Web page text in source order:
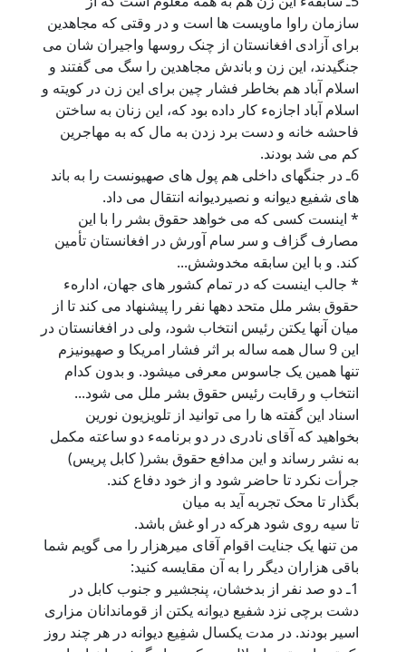
سازمان راوا ماويست ها است و در وقتی که مجاهدين
برای آزادی افغانستان از چنک روسها واجيران شان می
جنگيدند، اين زن و باندش مجاهدين را سگ می گفتند و
اسلام آباد هم بخاطر فشار چين برای اين زن در کويته و
اسلام آباد اجازهء کار داده بود که، اين زنان به ساختن
فاحشه خانه و دست برد زدن به مال که به مهاجرين
کم می شد بودند.
6ـ در جنگهای داخلی هم پول های صهيونست را به باند
های شفيع ديوانه و نصيرديوانه انتقال می داد.
* اينست کسی که می خواهد حقوق بشر را با اين
مصارف گزاف و سر سام آورش در افغانستان تأمين
کند. و با اين سابقه مخدوشش...
* جالب اينست که در تمام کشور های جهان، ادارهء
حقوق بشر ملل متحد دهها نفر را پيشنهاد می کند تا از
ميان آنها يکتن رئيس انتخاب شود، ولی در افغانستان در
اين 9 سال همه ساله بر اثر فشار امريکا و صهيونيزم
تنها همين يک جاسوس معرفی ميشود. و بدون کدام
انتخاب و رقابت رئيس حقوق بشر ملل می شود...
اسناد اين گفته ها را می توانيد از تلويزيون نورين
بخواهيد که آقای نادری در دو برنامهء دو ساعته مکمل
به نشر رساند و اين مدافع حقوق بشر( کابل پريس)
جرأت نکرد تا حاضر شود و از خود دفاع کند.
بگذار تا محک تجربه آيد به ميان
تا سيه روی شود هرکه در او غش باشد.
من تنها يک جنايت اقوام آقای ميرهزار را می گويم شما
باقی هزاران ديگر را به آن مقايسه کنيد:
1ـ دو صد نفر از بدخشان، پنجشير و جنوب کابل در
دشت برچی نزد شفيع ديوانه يکتن از قوماندانان مزاری
اسير بودند. در مدت يکسال شفِيع ديوانه در هر چند روز